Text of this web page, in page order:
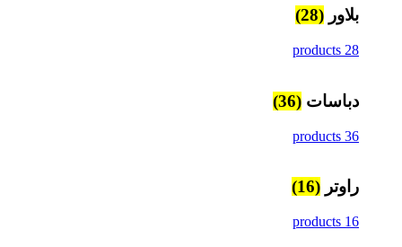
بلاور (28)
28 products
دباسات (36)
36 products
راوتر (16)
16 products